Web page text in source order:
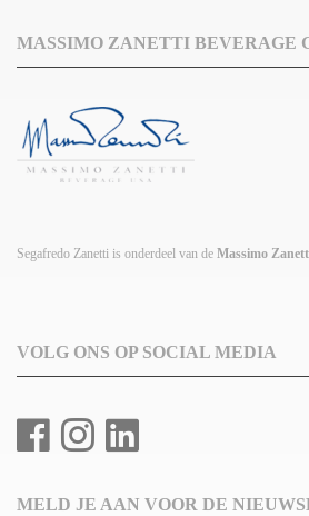
MASSIMO ZANETTI BEVERAGE
Segafredo Zanetti is onderdeel van de Massimo
VOLG ONS OP SOCIAL MEDIA
MELD JE AAN VOOR DE